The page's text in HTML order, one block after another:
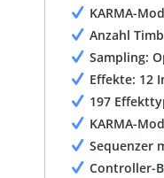
KARMA-
Anzahl
Sampling:
Effekte: 12
197
KARMA-
Sequenzer
Controller-